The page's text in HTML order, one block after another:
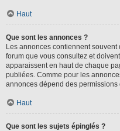
Haut
Que sont les annonces ?
Les annonces contiennent
forum que vous consultez et
apparaissent en haut de chaque
publiées. Comme pour les
annonces dépend des permissions
Haut
Que sont les sujets épinglés ?